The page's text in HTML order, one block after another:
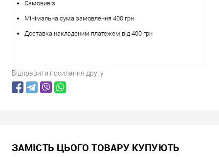
Самовивіз
Мінімальна сума замовлення 400 грн
Доставка накладеним платежем від 400 грн
Відправити посилання другу
ЗАМІСТЬ ЦЬОГО ТОВАРУ КУПУЮТЬ